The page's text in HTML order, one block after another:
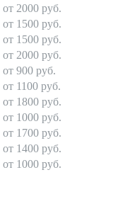
от 2000 руб.
от 1500 руб.
от 1500 руб.
от 2000 руб.
от 900 руб.
от 1100 руб.
от 1800 руб.
от 1000 руб.
от 1700 руб.
от 1400 руб.
от 1000 руб.